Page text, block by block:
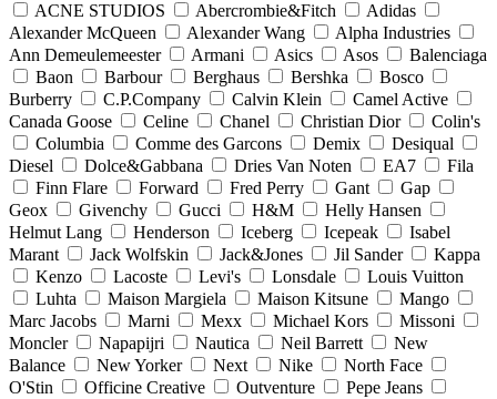
ACNE STUDIOS
Abercrombie&Fitch
Adidas
Alexander McQueen
Alexander Wang
Alpha Industries
Ann Demeulemeester
Armani Asics Asos
Balenciaga
Baon
Barbour Berghaus Bershka
Bosco
Burberry
C.P.Company Calvin Klein
Camel Active
Canada Goose
Celine Chanel Christian Dior
Colin's
Columbia
Comme des Garcons Demix
Desiqual
Diesel
Dolce&Gabbana Dries Van Noten EA7
Fila
Finn Flare
Forward Fred Perry Gant
Gap
Geox
Givenchy Gucci H&M
Helly Hansen
Helmut Lang
Henderson Iceberg Icepeak
Isabel
Marant
Jack Wolfskin Jack&Jones Jil Sander
Kappa
Kenzo
Lacoste Levi's Lonsdale
Louis Vuitton
Luhta
Maison Margiela Maison Kitsune
Mango
Marc Jacobs
Marni Mexx Michael Kors
Missoni
Moncler
Napapijri Nautica Neil Barrett
New
Balance
New Yorker Next Nike
North Face
O'Stin
Officine Creative Outventure
Pepe Jeans